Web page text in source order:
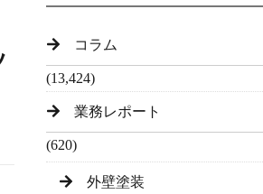
コラム
(13,424)
業務レポート
(620)
外壁塗装